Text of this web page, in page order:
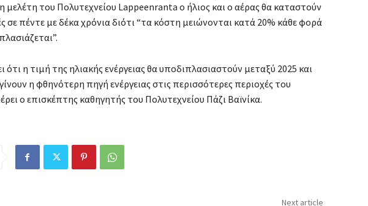
του Πολυτεχνείου Lappeenranta ο ήλιος και ο αέρας θα καταστούν
σε πέντε με δέκα χρόνια διότι “τα κόστη μειώνονται κατά 20% κάθε φορά
ότι η τιμή της ηλιακής ενέργειας θα υποδιπλασιαστούν μεταξύ 2025 και
η φθηνότερη πηγή ενέργειας στις περισσότερες περιοχές του
ο επισκέπτης καθηγητής του Πολυτεχνείου Πάζι Βαϊνίκα.
Next article